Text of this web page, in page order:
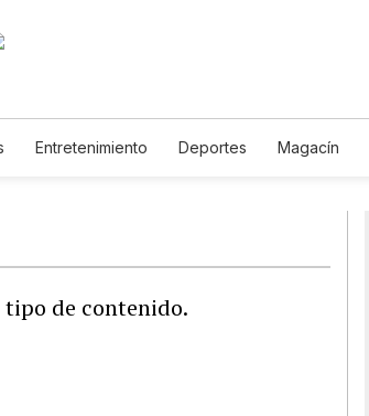
Entretenimiento Deportes Magacín
de contenido.